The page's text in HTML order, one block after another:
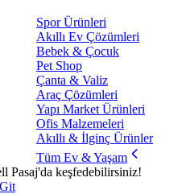
Spor Ürünleri
Akıllı Ev Çözümleri
Bebek & Çocuk
Pet Shop
Çanta & Valiz
Araç Çözümleri
Yapı Market Ürünleri
Ofis Malzemeleri
Akıllı & İlginç Ürünler
Tüm Ev & Yaşam
Pasaj'da keşfedebilirsiniz!